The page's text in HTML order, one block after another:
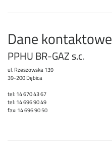
Dane kontaktowe
PPHU BR-GAZ s.c.
ul. Rzeszowska 139
39-200 Dębica
tel: 14 670 43 67
tel: 14 696 90 49
fax: 14 696 90 50